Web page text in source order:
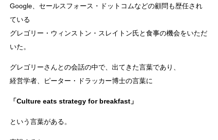
Google、セールスフォース・ドットコムなどの顧問も歴任され
ている
グレゴリー・ウィンストン・スレイトン氏と食事の機会をいただ
いた。
グレゴリーさんとの会話の中で、出てきた言葉であり、
経営学者、ピーター・ドラッカー博士の言葉に
「Culture eats strategy for breakfast」
という言葉がある。